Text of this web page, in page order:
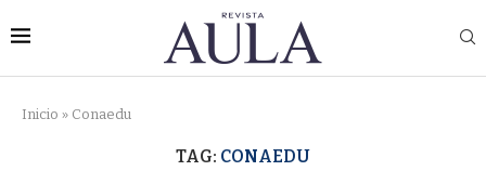
Inicio » Conaedu
TAG: CONAEDU